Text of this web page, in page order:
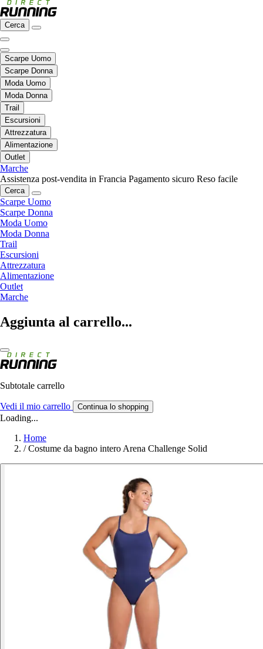
Cerca
Scarpe Uomo
Scarpe Donna
Moda Uomo
Moda Donna
Trail
Escursioni
Attrezzatura
Alimentazione
Outlet
Marche
Assistenza post-vendita in Francia Pagamento sicuro Reso facile
Cerca
Scarpe Uomo
Scarpe Donna
Moda Uomo
Moda Donna
Trail
Escursioni
Attrezzatura
Alimentazione
Outlet
Marche
Aggiunta al carrello...
Subtotale carrello
Vedi il mio carrello Continua lo shopping
Loading...
Home
/ Costume da bagno intero Arena Challenge Solid